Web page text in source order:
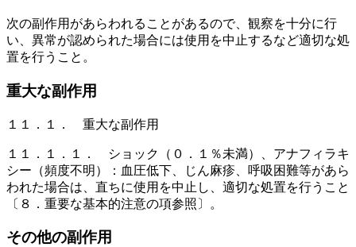
次の副作用があらわれることがあるので、観察を十分に行
い、異常が認められた場合には使用を中止するなど適切な処
置を行うこと。
重大な副作用
１１．１． 重大な副作用
１１．１．１． ショック（０．１％未満）、アナフィラキ
シー（頻度不明）：血圧低下、じん麻疹、呼吸困難等があら
われた場合は、直ちに使用を中止し、適切な処置を行うこと
〔８．重要な基本的注意の項参照〕。
その他の副作用